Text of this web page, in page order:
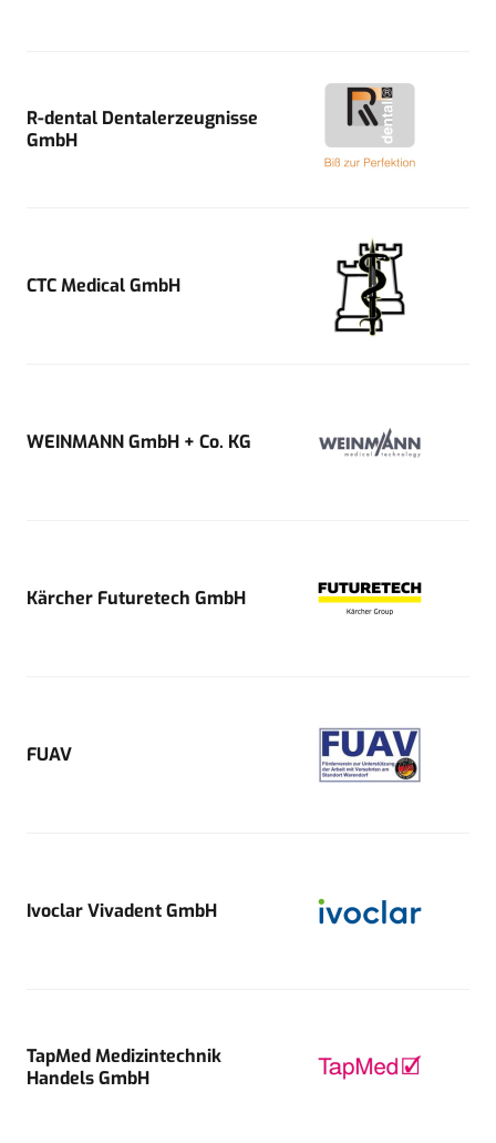
R-dental Dentalerzeugnisse
GmbH
CTC Medical GmbH
WEINMANN GmbH + Co. KG
Kärcher Futuretech GmbH
FUAV
Ivoclar Vivadent GmbH
TapMed Medizintechnik
Handels GmbH